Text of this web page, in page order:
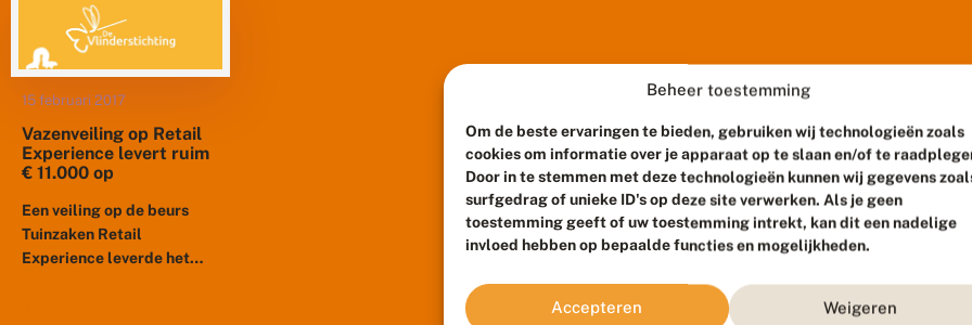
Beheer toestemming
Om de beste ervaringen te bieden, gebruiken wij technologieën zoals
cookies om informatie over je apparaat op te slaan en/of te
Door in te stemmen met deze technologieën kunnen wij gegevens
surfgedrag of unieke ID's op deze site verwerken. Als je geen
toestemming geeft of uw toestemming intrekt, kan dit een nadelige
invloed hebben op bepaalde functies en mogelijkheden.
Accepteren Weigeren
15 februari 2017
Vazenveiling op Retail
Experience levert ruim
€ 11.000 op
Een veiling op de beurs
Tuinzaken Retail
Experience leverde het